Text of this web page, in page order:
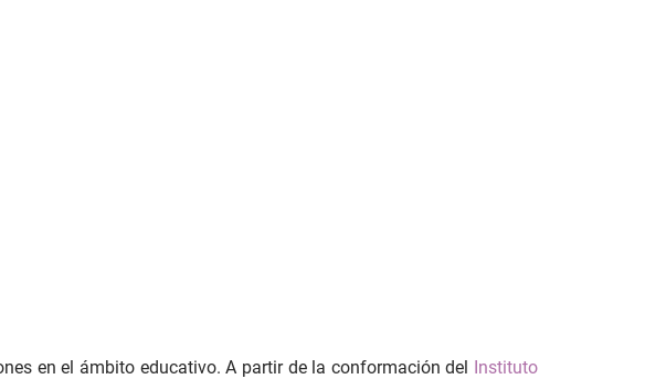
en el ámbito educativo. A partir de la conformación del Instituto